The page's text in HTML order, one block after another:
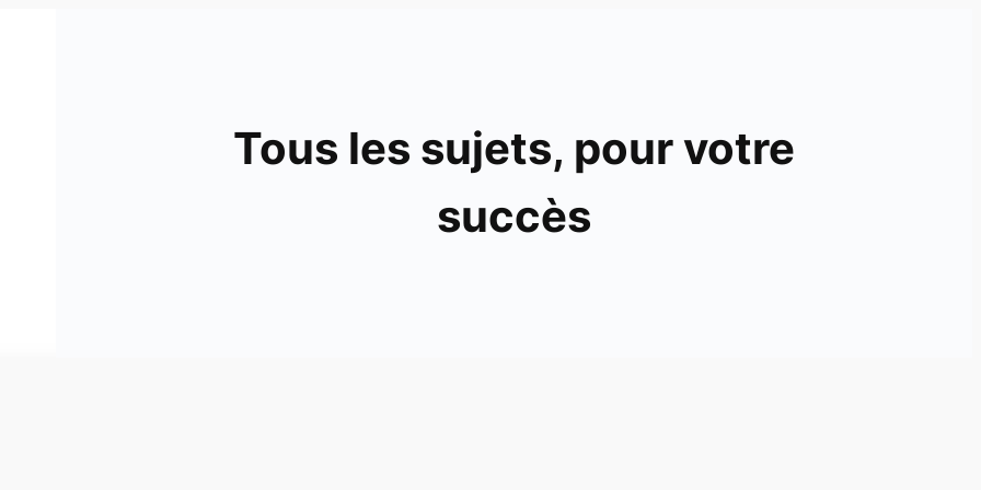
Tous les sujets, pour votre
succès